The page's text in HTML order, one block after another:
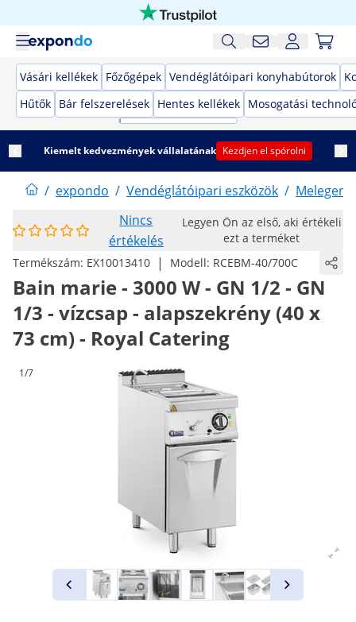
Vásári kellékek Főzőgépek Vendéglátóipari konyhabútorok
Hűtők Bár felszerelések Hentes kellékek Mosogatási
Kiemelt kedvezmények vállalatának Kezdjen el spórolni
/ expondo / Vendéglátóipari eszközök /
Nincs
értékelés
Legyen Ön az első, aki értékeli
ezt a terméket
Termékszám: EX10013410 | Modell: RCEBM-40/700C
Bain marie - 3000 W - GN 1/2 - GN
1/3 - vízcsap - alapszekrény (40 x
73 cm) - Royal Catering
1/7